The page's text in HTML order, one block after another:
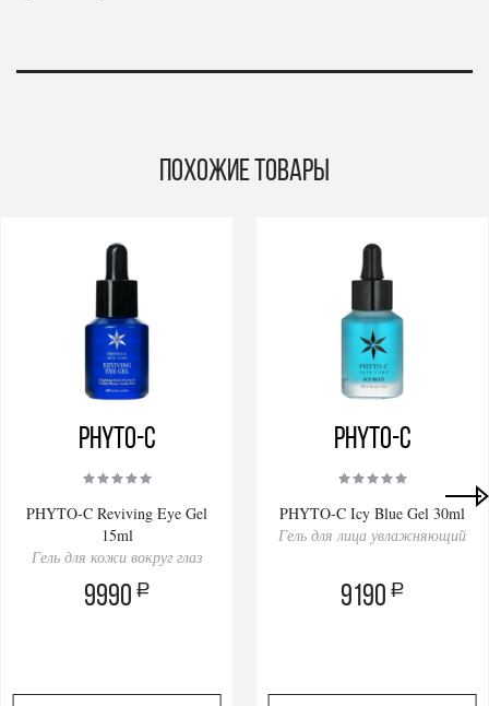
Похожие товары
PHYTO-C
PHYTO-C Reviving Eye Gel
15ml
Гель для кожи вокруг глаз
9990 a
PHYTO-C
PHYTO-C Icy Blue Gel 30ml
Гель для лица увлажняющий
9190 a